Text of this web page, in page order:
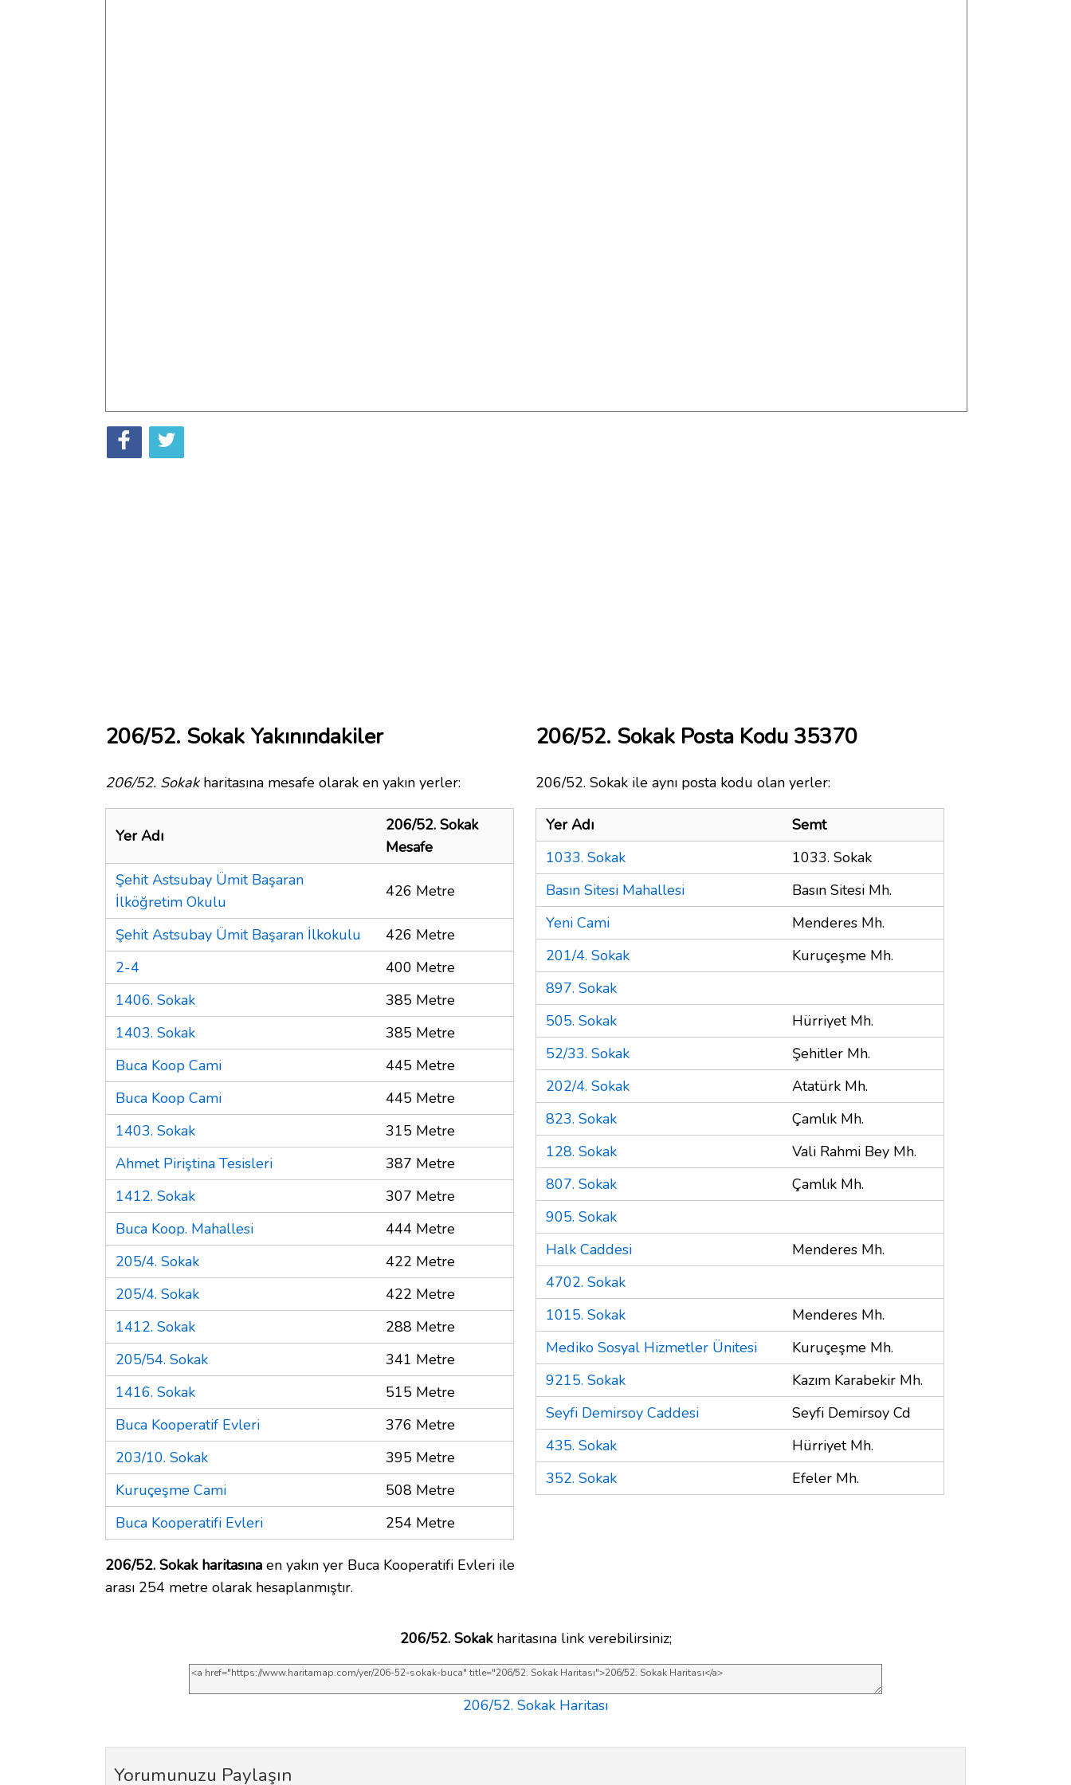
206/52. Sokak Yakınındakiler
206/52. Sokakharitasına mesafe olarak en yakın yerler:
Yer Adı
206/52. Sokak
Mesafe
Şehit Astsubay Ümit Başaran
İlköğretim Okulu
426 Metre
Şehit Astsubay Ümit Başaran İlkokulu
426 Metre
2-4
400 Metre
1406. Sokak
385 Metre
1403. Sokak
385 Metre
Buca Koop Cami
445 Metre
Buca Koop Cami
445 Metre
1403. Sokak
315 Metre
Ahmet Piriştina Tesisleri
387 Metre
1412. Sokak
307 Metre
Buca Koop. Mahallesi
444 Metre
205/4. Sokak
422 Metre
205/4. Sokak
422 Metre
1412. Sokak
288 Metre
205/54. Sokak
341 Metre
1416. Sokak
515 Metre
Buca Kooperatif Evleri
376 Metre
203/10. Sokak
395 Metre
Kuruçeşme Cami
508 Metre
Buca Kooperatifi Evleri
254 Metre
206/52. Sokak haritasına en yakın yer Buca Kooperatifi Evleri ile
arası 254 metre olarak hesaplanmıştır.
206/52. Sokak Posta Kodu 35370
206/52. Sokak ile aynı posta kodu olan yerler:
Yer Adı
Semt
1033. Sokak
1033. Sokak
Basın Sitesi Mahallesi
Basın Sitesi Mh.
Yeni Cami
Menderes Mh.
201/4. Sokak
Kuruçeşme Mh.
897. Sokak
505. Sokak
Hürriyet Mh.
52/33. Sokak
Şehitler Mh.
202/4. Sokak
Atatürk Mh.
823. Sokak
Çamlık Mh.
128. Sokak
Vali Rahmi Bey Mh.
807. Sokak
Çamlık Mh.
905. Sokak
Halk Caddesi
Menderes Mh.
4702. Sokak
1015. Sokak
Menderes Mh.
Mediko Sosyal Hizmetler Ünitesi
Kuruçeşme Mh.
9215. Sokak
Kazım Karabekir Mh.
Seyfi Demirsoy Caddesi
Seyfi Demirsoy Cd
435. Sokak
Hürriyet Mh.
352. Sokak
Efeler Mh.
206/52. Sokakharitasına link verebilirsiniz;
206/52. Sokak Haritası
Yorumunuzu Paylaşın